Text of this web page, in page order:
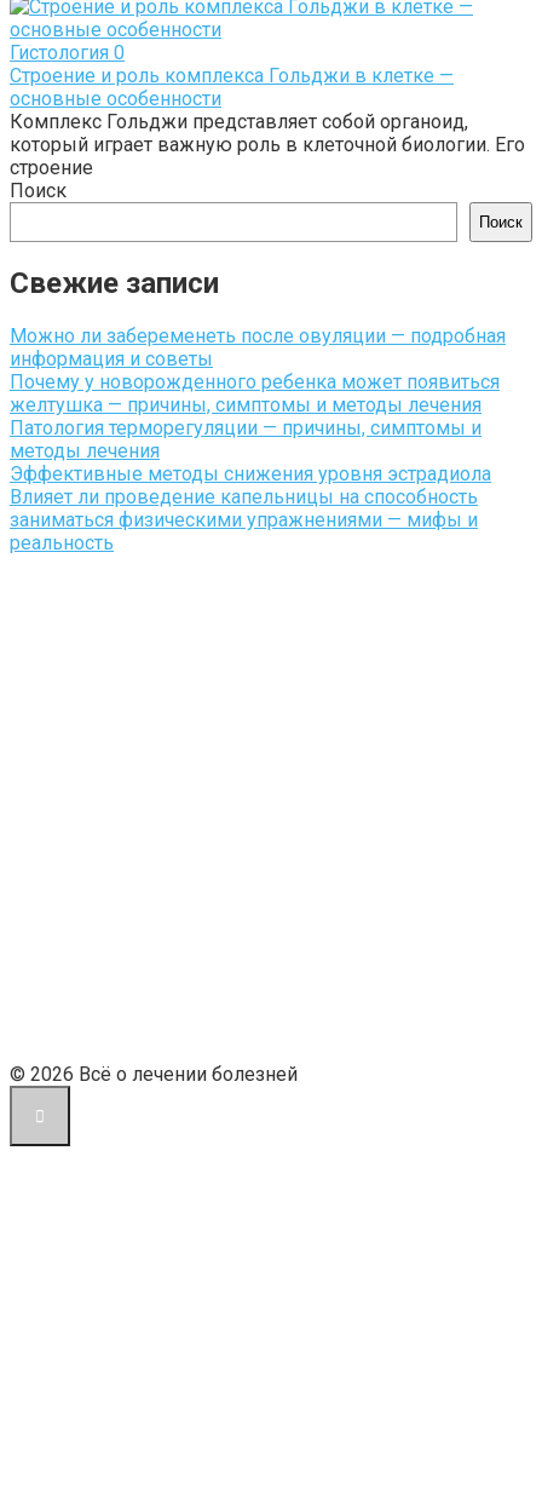
Гистология 0
Строение и роль комплекса Гольджи в клетке —
основные особенности
Комплекс Гольджи представляет собой органоид,
который играет важную роль в клеточной биологии. Его
строение
Поиск
Поиск
Свежие записи
Можно ли забеременеть после овуляции — подробная
информация и советы
Почему у новорожденного ребенка может появиться
желтушка — причины, симптомы и методы лечения
Патология терморегуляции — причины, симптомы и
методы лечения
Эффективные методы снижения уровня эстрадиола
Влияет ли проведение капельницы на способность
заниматься физическими упражнениями — мифы и
реальность
© 2026 Всё о лечении болезней